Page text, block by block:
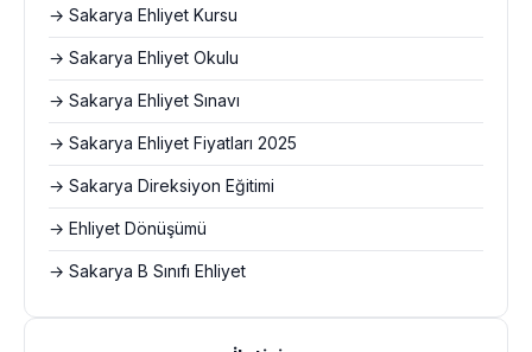
→ Sakarya Ehliyet Kursu
→ Sakarya Ehliyet Okulu
→ Sakarya Ehliyet Sınavı
→ Sakarya Ehliyet Fiyatları 2025
→ Sakarya Direksiyon Eğitimi
→ Ehliyet Dönüşümü
→ Sakarya B Sınıfı Ehliyet